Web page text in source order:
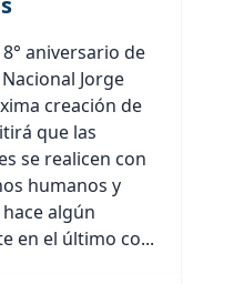
aniversario de
Jorge
creación de
que las
se realicen con
humanos y
algún
en el último co...